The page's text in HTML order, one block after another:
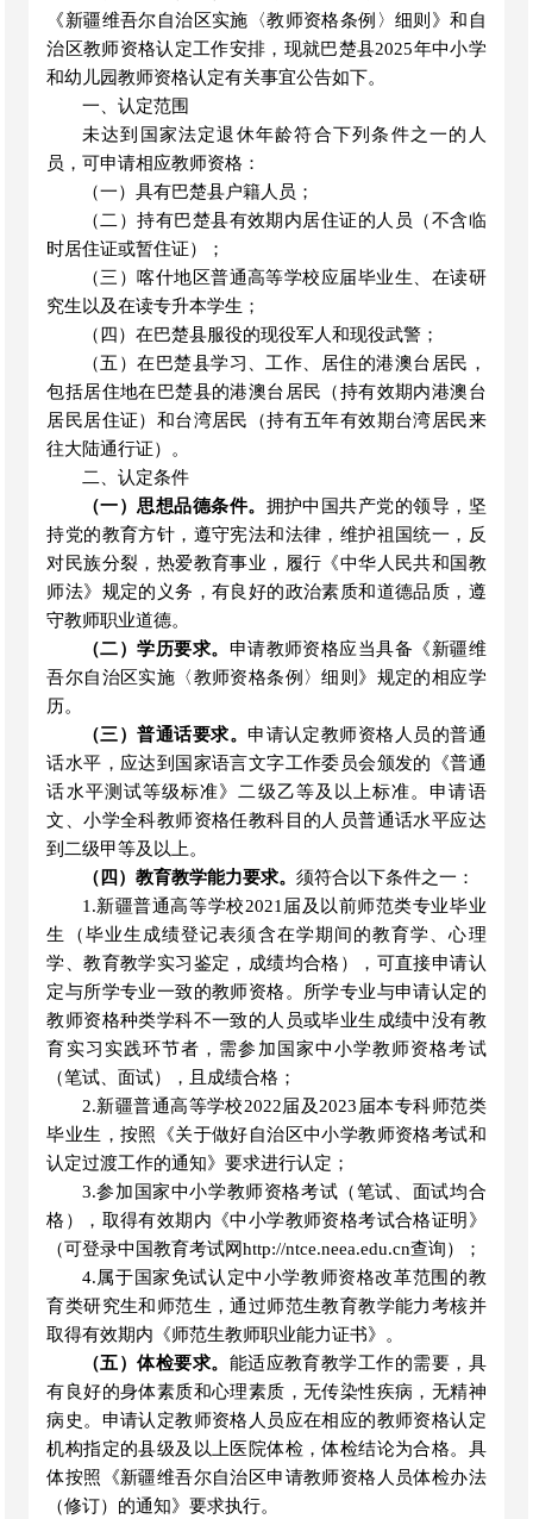
《新疆维吾尔自治区实施〈教师资格条例〉细则》和自
治区教师资格认定工作安排，现就巴楚县2025年中小学
和幼儿园教师资格认定有关事宜公告如下。
一、认定范围
未达到国家法定退休年龄符合下列条件之一的人
员，可申请相应教师资格：
（一） 具有巴楚县户籍人员；
（二）持有巴楚县有效期内居住证的人员（不含临
时居住证或暂住证）；
（三）喀什地区普通高等学校应届毕业生、在读研
究生以及在读专升本学生；
（四）在巴楚县服役的现役军人和现役武警；
（五）在 巴楚县学习、工作、居住的港澳台居民，
包括居住地在 巴楚县的港澳台居民（持有效期内港澳台
居民居住证）和台湾居民（持有五年有效期台湾居民来
往大陆通行证）。
二、认定条件
（一）思想品德条件。 拥护中国共产党的领导，坚
持党的教育方针，遵守宪法和法律，维护祖国统一，反
对民族分裂，热爱教育事业，履行《中华人民共和国教
师法》规定的义务，有良好的政治素质和道德品质，遵
守教师职业道德。
（二）学历要求。 申请教师资格应当具备《新疆维
吾尔自治区实施〈教师资格条例〉细则》规定的相应学
历。
（三）普通话要求。 申请认定教师资格人员的普通
话水平，应达到国家语言文字工作委员会颁发的《普通
话水平测试等级标准》二级乙等及以上标准。申请语
文、小学全科教师资格任教科目的人员普通话水平应达
到二级甲等及以上。
（四）教育教学能力要求。 须符合以下条件之一：
1.新疆普通高等学校2021届及以前师范类专业毕业
生（毕业生成绩登记表须含在学期间的教育学、心理
学、教育教学实习鉴定，成绩均合格），可直接申请认
定与所学专业一致的教师资格。所学专业与申请认定的
教师资格种类学科不一致的人员或毕业生成绩中没有教
育实习实践环节者，需参加国家中小学教师资格考试
（笔试、面试），且成绩合格；
2.新疆普通高等学校2022届及2023届本专科师范类
毕业生，按照《关于做好自治区中小学教师资格考试和
认定过渡工作的通知》要求进行认定；
3.参加国家中小学教师资格考试（笔试、面试均合
格），取得有效期内《中小学教师资格考试合格证明》
（可登录中国教育考试网http://ntce.neea.edu.cn查询）；
4.属于国家免试认定中小学教师资格改革范围的教
育类研究生和师范生，通过师范生教育教学能力考核并
取得有效期内《师范生教师职业能力证书》 。
（五）体检要求。 能适应教育教学工作的需要，具
有良好的身体素质和心理素质，无传染性疾病，无精神
病史。申请认定教师资格人员应在相应的教师资格认定
机构指定的县级及以上医院体检，体检结论为合格。具
体按照《新疆维吾尔自治区申请教师资格人员体检办法
（修订）的通知》要求执行。